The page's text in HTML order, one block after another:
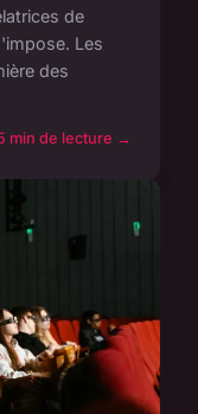
de
Les
des
min de lecture →